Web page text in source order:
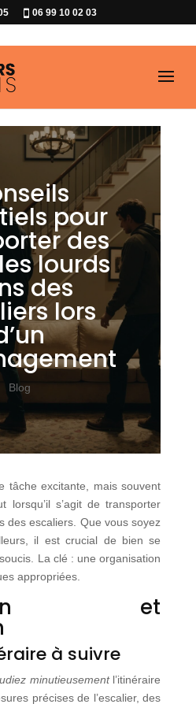
06 99 10 02 03
pour
des
lourds
des
lors
Blog
tâche excitante, mais souvent
lorsqu’il s’agit de transporter
des escaliers. Que vous soyez
il est crucial de bien se
La clé : une organisation
appropriées.
et
à suivre
minutieusementl’itinéraire
précises de l’escalier, des